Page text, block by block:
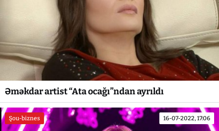
Əməkdar artist “Ata ocağı”ndan ayrıldı
Şou-biznes 16-07-2022, 17:06